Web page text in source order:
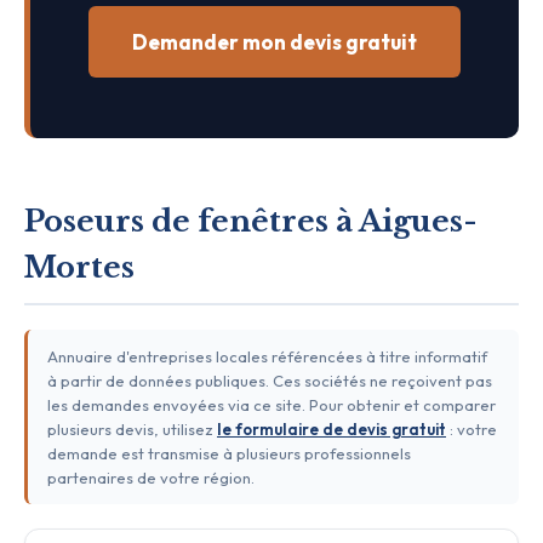
Demander mon devis gratuit
Poseurs de fenêtres à Aigues-
Mortes
Annuaire d'entreprises locales référencées à titre informatif
à partir de données publiques. Ces sociétés ne reçoivent pas
les demandes envoyées via ce site. Pour obtenir et comparer
plusieurs devis, utilisez le formulaire de devis gratuit : votre
demande est transmise à plusieurs professionnels
partenaires de votre région.